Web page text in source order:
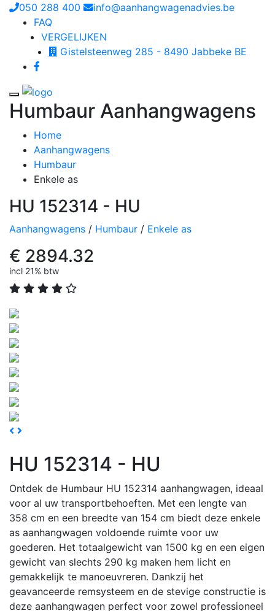
050 288 400
info@aanhangwagenadvies.be
FAQ
VERGELIJKEN
Gistelsteenweg 285 - 8490 Jabbeke BE
Toggle navigation
Humbaur Aanhangwagens
Home
Aanhangwagens
Humbaur
Enkele as
HU 152314 - HU
Aanhangwagens / Humbaur / Enkele as
€ 2894.32
incl 21% btw
Vorige
HU 152314 - HU
Ontdek de Humbaur HU 152314 aanhangwagen, ideaal
voor al uw transportbehoeften. Met een lengte van
358 cm en een breedte van 154 cm biedt deze enkele
as aanhangwagen voldoende ruimte voor uw
goederen. Het totaalgewicht van 1500 kg en een eigen
gewicht van slechts 290 kg maken hem licht en
gemakkelijk te manoeuvreren. Dankzij het
geavanceerde remsysteem en de stevige constructie is
deze aanhangwagen perfect voor zowel professioneel